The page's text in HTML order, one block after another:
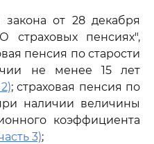
от 28 декабря
пенсиях",
пенсия по старости
не менее 15 лет
; страховая пенсия по
наличии величины
коэффициента
3);